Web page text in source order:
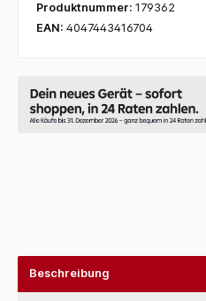
Produktnummer: 179362
EAN: 4047443416704
Beschreibung